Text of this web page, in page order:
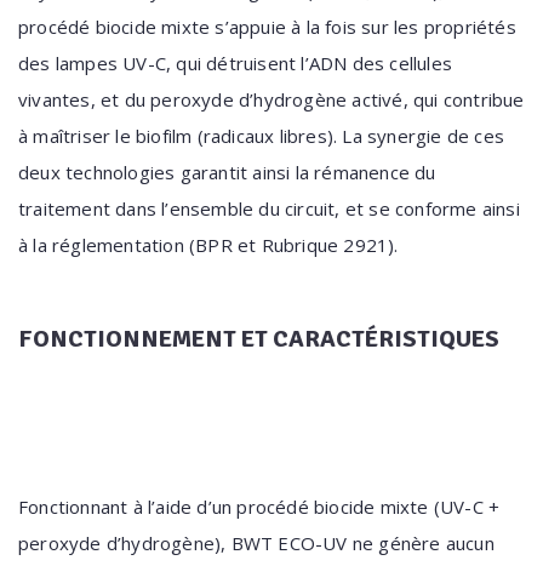
procédé biocide mixte s’appuie à la fois sur les propriétés
des lampes UV-C, qui détruisent l’ADN des cellules
vivantes, et du peroxyde d’hydrogène activé, qui contribue
à maîtriser le biofilm (radicaux libres). La synergie de ces
deux technologies garantit ainsi la rémanence du
traitement dans l’ensemble du circuit, et se conforme ainsi
à la réglementation (BPR et Rubrique 2921).
FONCTIONNEMENT ET CARACTÉRISTIQUES
Fonctionnant à l’aide d’un procédé biocide mixte (UV-C +
peroxyde d’hydrogène), BWT ECO-UV ne génère aucun